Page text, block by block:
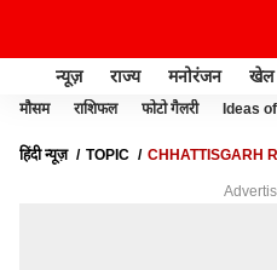
न्यूज़ राज्य मनोरंजन खेल
मौसम राशिफल फोटो गैलरी Ideas
हिंदी न्यूज़ TOPIC CHHATTISGARH